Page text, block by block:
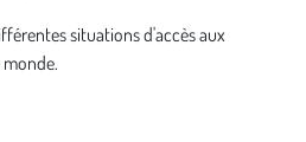
situations d'accès aux